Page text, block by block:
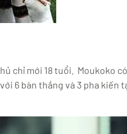
chỉ mới 18 tuổi. Moukoko
6 bàn thắng và 3 pha kiến